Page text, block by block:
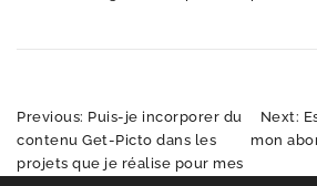
Navigation
de
l’article
Previous: Puis-je incorporer du
contenu Get-Picto dans les
projets que je réalise pour mes
Next:
mon